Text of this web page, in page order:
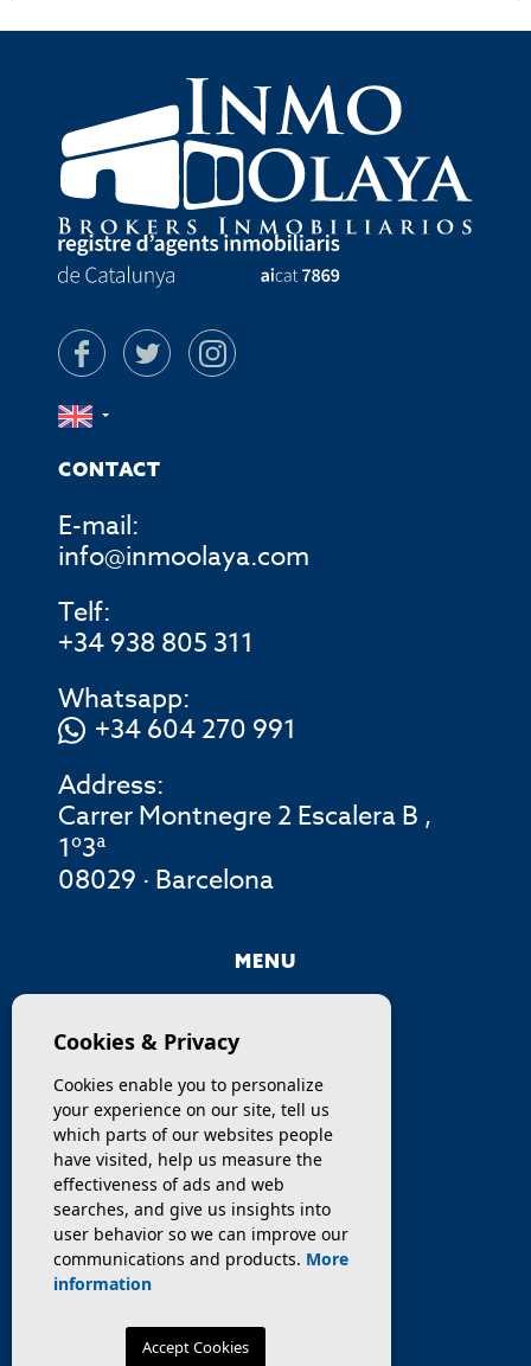
CONTACT
E-mail:
info@inmoolaya.com
Telf:
+34 938 805 311
Whatsapp:
+34 604 270 991
Address:
Carrer Montnegre 2 Escalera B ,
1º3ª
08029 · Barcelona
MENU
PROPERTIES
SERVICES
SELL / TRANSFER
NEWS
Cookies & Privacy
Cookies enable you to personalize
your experience on our site, tell us
which parts of our websites people
have visited, help us measure the
effectiveness of ads and web
searches, and give us insights into
user behavior so we can improve our
communications and products. More
information
Accept Cookies